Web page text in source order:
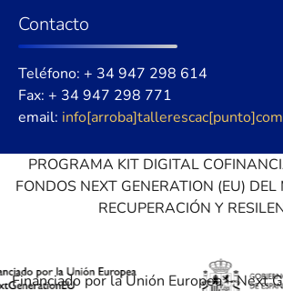
Contacto
Teléfono: + 34 947 298 614
Fax: + 34 947 298 771
email: info[arroba]tallerescac[punto]com